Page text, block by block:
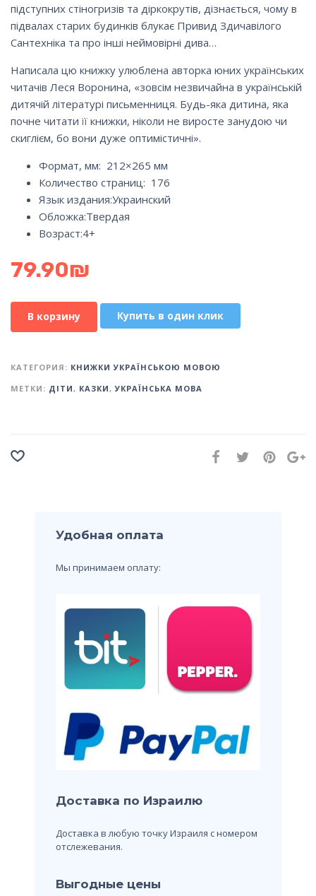
підступних стіногризів та діркокрутів, дізнається, чому в
підвалах старих будинків блукає Привид Здичавілого
Сантехніка та про інші неймо­вірні дива…
Написала цю книжку улюблена авторка юних українських
читачів Леся Воронина, «зовсім незвичайна в українській
дитячій літературі письменниця. Будь-яка дитина, яка
почне читати її книжки, ніколи не виросте занудою чи
скиглієм, бо вони дуже оптимістичні».
Формат, мм: 212×265 мм
Количество страниц: 176
Язык издания:Украинский
Обложка:Твердая
Возраст:4+
79.90₪
В корзину Купить в один клик
КАТЕГОРИЯ: КНИЖКИ УКРАЇНСЬКОЮ МОВОЮ
МЕТКИ: ДІТИ , КАЗКИ ,УКРАЇНСЬКА МОВА
Удобная оплата
Мы принимаем оплату:
Доставка по Израилю
Доставка в любую точку Израиля с номером
отслежевания.
Выгодные цены